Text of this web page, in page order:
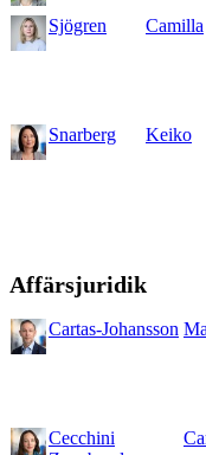
Sjögren Camilla
Snarberg
Keiko
Affärsjuridik
Cartas-Johansson
Cecchini